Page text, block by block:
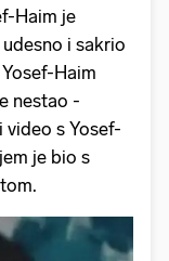
Haim je
i sakrio
Haim
nestao -
video s Yosef-
je bio s